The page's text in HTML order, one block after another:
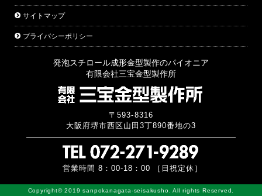
サイトマップ
プライバシーポリシー
発泡スチロール成形金型製作のパイオニア
有限会社三宝金型製作所
〒593-8316
大阪府堺市西区山田3丁890番地の3
営業時間 8：00-18：00 ［日祝定休］
Copyright© 2019 sanpokanagata-seisakusho. All rights Reserved.